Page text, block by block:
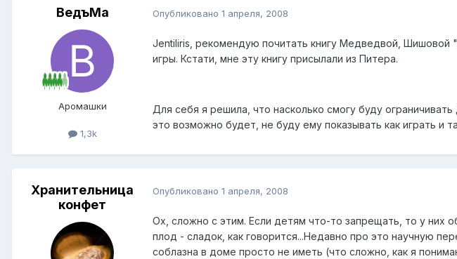
ВедъМа
Аромашки
1,3k
Опубликовано 1 апреля, 2008
Jentiliris, рекомендую почитать книгу Медведвой, Шишовой
игры. Кстати, мне эту книгу присылали из Питера.
Для себя я решила, что насколько смогу буду
это возможно будет, не буду ему показывать как играть и
Хранительница
конфет
Опубликовано 1 апреля, 2008
Ох, сложно с этим. Если детям что-то запрещать, то у них
плод - сладок, как говорится...Недавно про это научную
соблазна в доме просто не иметь (что сложно, как я